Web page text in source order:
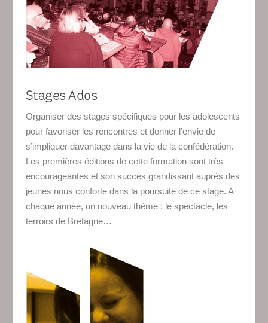
Stages Ados
Organiser des stages spécifiques pour les adolescents
pour favoriser les rencontres et donner l’envie de
s’impliquer davantage dans la vie de la confédération.
Les premières éditions de cette formation sont très
encourageantes et son succès grandissant auprès des
jeunes nous conforte dans la poursuite de ce stage. A
chaque année, un nouveau thème : le spectacle, les
terroirs de Bretagne…